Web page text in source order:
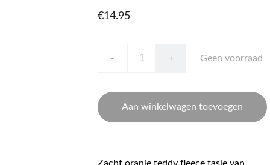
€14.95
- + Geen voorraad
Aan winkelwagen toevoegen